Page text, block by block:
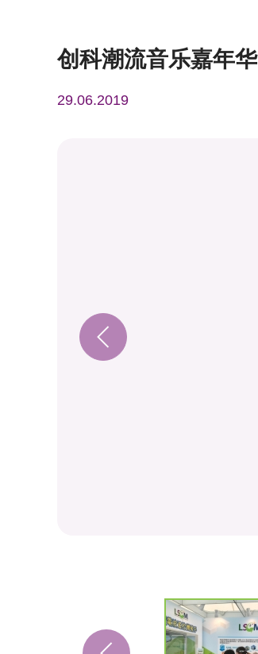
创科潮流音乐嘉年华
29.06.2019